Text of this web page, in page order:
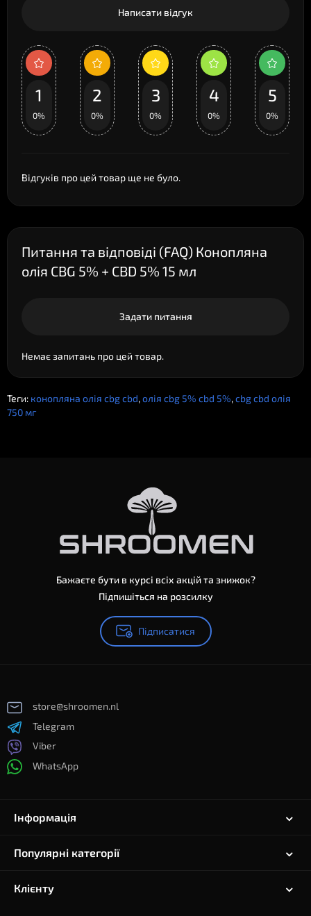
Написати відгук
1
0%
2
0%
3
0%
4
0%
5
0%
Відгуків про цей товар ще не було.
Питання та відповіді (FAQ) Конопляна
олія CBG 5% + CBD 5% 15 мл
Задати питання
Немає запитань про цей товар.
Теги: конопляна олія cbg cbd,олія cbg 5% cbd 5%,cbg cbd олія
750 мг
Бажаєте бути в курсі всіх акцій та знижок?
Підпишіться на розсилку
Підписатися
store@shroomen.nl
Telegram
Viber
WhatsApp
Інформація
Популярні категорії
Клієнту